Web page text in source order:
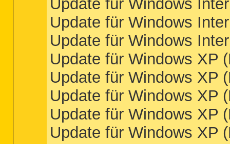
Update für Windows
Update für Windows
Update für Windows
Update für Windows XP
Update für Windows XP
Update für Windows XP
Update für Windows XP
Update für Windows XP